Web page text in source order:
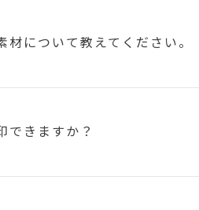
材について教えてください。
できますか？